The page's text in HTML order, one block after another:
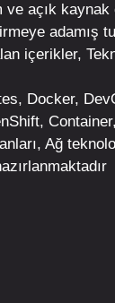
ve açık kaynak
adamış
içerikler,
, Docker,
, Container,
Ağ